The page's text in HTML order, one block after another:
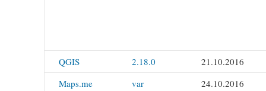
QGIS 2.18.0
21.10.2016
Maps.me
var 24.10.2016